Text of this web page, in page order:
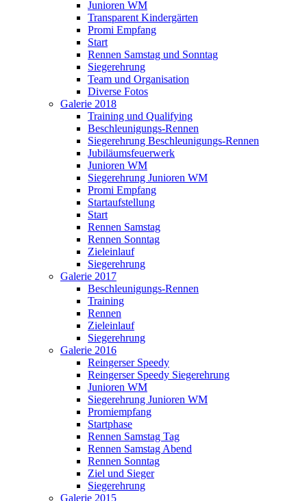
Junioren WM
Transparent Kindergärten
Promi Empfang
Start
Rennen Samstag und Sonntag
Siegerehrung
Team und Organisation
Diverse Fotos
Galerie 2018
Training und Qualifying
Beschleunigungs-Rennen
Siegerehrung Beschleunigungs-Rennen
Jubiläumsfeuerwerk
Junioren WM
Siegerehrung Junioren WM
Promi Empfang
Startaufstellung
Start
Rennen Samstag
Rennen Sonntag
Zieleinlauf
Siegerehrung
Galerie 2017
Beschleunigungs-Rennen
Training
Rennen
Zieleinlauf
Siegerehrung
Galerie 2016
Reingerser Speedy
Reingerser Speedy Siegerehrung
Junioren WM
Siegerehrung Junioren WM
Promiempfang
Startphase
Rennen Samstag Tag
Rennen Samstag Abend
Rennen Sonntag
Ziel und Sieger
Siegerehrung
Galerie 2015